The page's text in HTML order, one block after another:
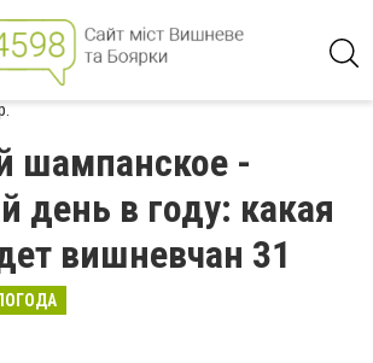
шампанское -
день в году: какая
вишневчан 31